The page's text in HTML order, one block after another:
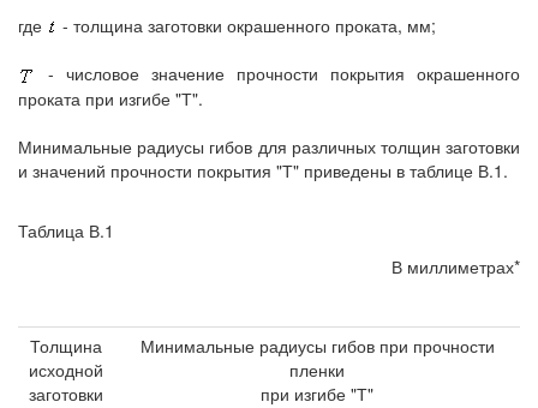
где - толщина заготовки окрашенного проката, мм;
- числовое значение прочности покрытия окрашенного
проката при изгибе "Т".
Минимальные радиусы гибов для различных толщин заготовки
и значений прочности покрытия "Т" приведены в таблице В.1.
Таблица В.1
В миллиметрах*
Толщина
исходной
заготовки
Минимальные радиусы гибов при прочности
пленки
при изгибе "Т"